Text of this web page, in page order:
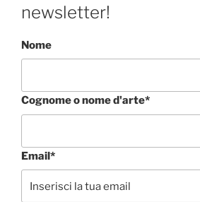
newsletter!
Nome
Cognome o nome d'arte*
Email*